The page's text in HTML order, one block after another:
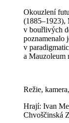
Okouzlení
(1885–1923),
v bouřlivých
poznamenalo
v
a Mauzoleum
Režie,
Hrají: Ivan
Chvoščinská